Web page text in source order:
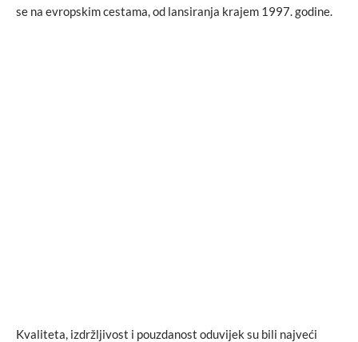
se na evropskim cestama, od lansiranja krajem 1997. godine.
Kvaliteta, izdržljivost i pouzdanost oduvijek su bili najveći